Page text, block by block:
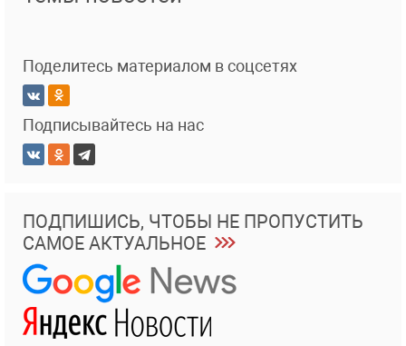
Поделитесь материалом в соцсетях
Подписывайтесь на нас
ПОДПИШИСЬ, ЧТОБЫ НЕ ПРОПУСТИТЬ
САМОЕ АКТУАЛЬНОЕ